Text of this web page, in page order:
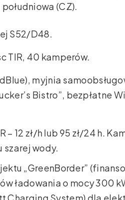
(CZ).
S52/D48.
TIR, 40 kamperów.
myjnia
Bistro”, bezpłatne
– 12 zł/h lub 95 zł/24 h.
szarej wody.
„GreenBorder”
ładowania o mocy 300